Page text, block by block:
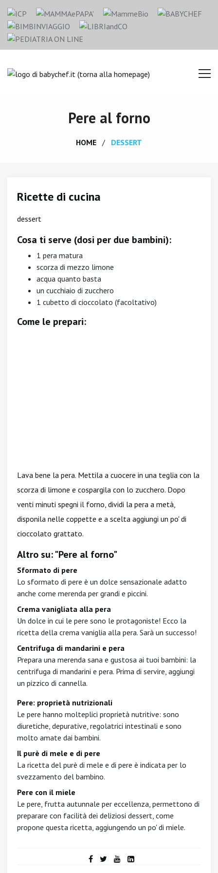
Pere al forno
HOME DESSERT
Ricette di cucina
dessert
Cosa ti serve (dosi per due bambini):
1 pera matura
scorza di mezzo limone
acqua quanto basta
un cucchiaio di zucchero
1 cubetto di cioccolato (facoltativo)
Come le prepari:
Lava bene la pera. Mettila a cuocere in una teglia con la
scorza di limone e cospargila con lo zucchero. Dopo
venti minuti spegni il forno, dividi la pera a metà,
disponila nelle coppette e a scelta aggiungi un po' di
cioccolato grattato.
Altro su: "Pere al forno"
Sformato di pere
Lo sformato di pere è un dolce sensazionale adatto
anche come merenda per grandi e piccini.
Crema vanigliata alla pera
Un dolce in cui le pere sono le protagoniste! Ecco la
ricetta della crema vaniglia alla pera. Sarà un successo!
Centrifuga di mandarini e pera
Prepara una merenda sana e gustosa ai tuoi bambini: la
centrifuga di mandarini e pera. Prima di servire, aggiungi
un pizzico di cannella.
Pere: proprietà nutrizionali
Le pere hanno molteplici proprietà nutritive: sono
diuretiche, depurative, regolatrici intestinali e sono
molto amate dai bambini.
Il purè di mele e di pere
La ricetta del purè di mele e di pere è indicata per lo
svezzamento del bambino.
Pere con il miele
Le pere, frutta autunnale per eccellenza, permettono di
preparare con facilità dei deliziosi dessert, come
propone questa ricetta, aggiungendo un po' di miele.